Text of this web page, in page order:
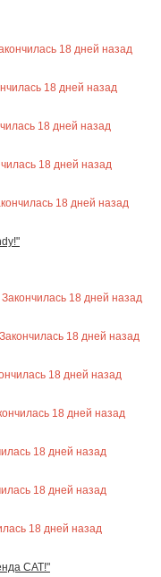
18 дней назад
18 дней назад
18 дней назад
18 дней назад
18 дней назад
Закончилась 18 дней назад
Закончилась 18 дней назад
18 дней назад
18 дней назад
18 дней назад
18 дней назад
18 дней назад
CAT!"